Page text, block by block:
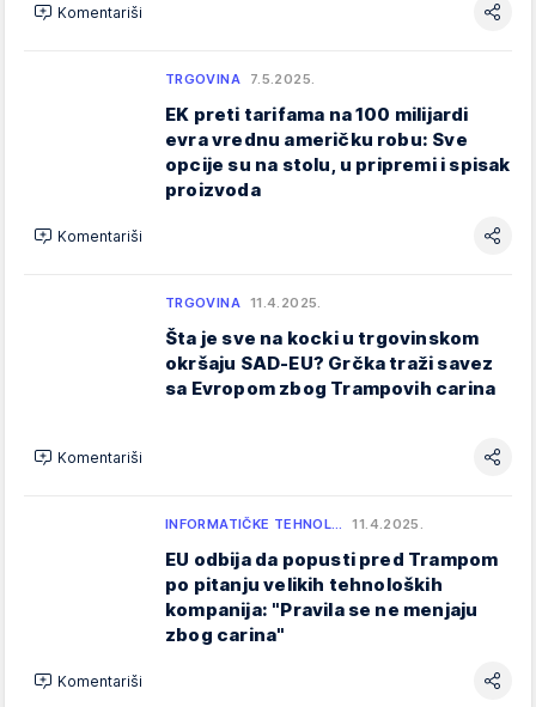
Komentariši
TRGOVINA 7.5.2025.
EK preti tarifama na 100 milijardi
evra vrednu američku robu: Sve
opcije su na stolu, u pripremi i spisak
proizvoda
Komentariši
TRGOVINA 11.4.2025.
Šta je sve na kocki u trgovinskom
okršaju SAD-EU? Grčka traži savez
sa Evropom zbog Trampovih carina
Komentariši
INFORMATIČKE TEHNOL… 11.4.2025.
EU odbija da popusti pred Trampom
po pitanju velikih tehnoloških
kompanija: "Pravila se ne menjaju
zbog carina"
Komentariši